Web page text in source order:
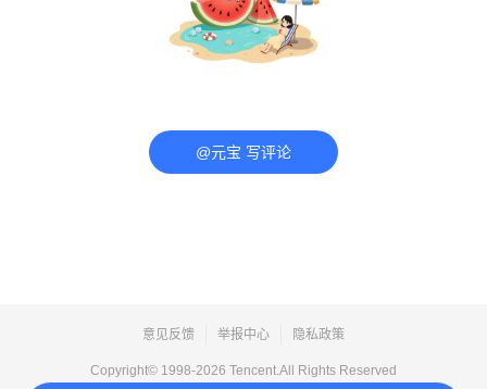
@元宝 写评论
意见反馈 举报中心 隐私政策
Copyright© 1998-2026 Tencent.All Rights Reserved